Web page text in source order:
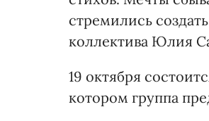
стремились
коллектива Юлия
19 октября
котором группа